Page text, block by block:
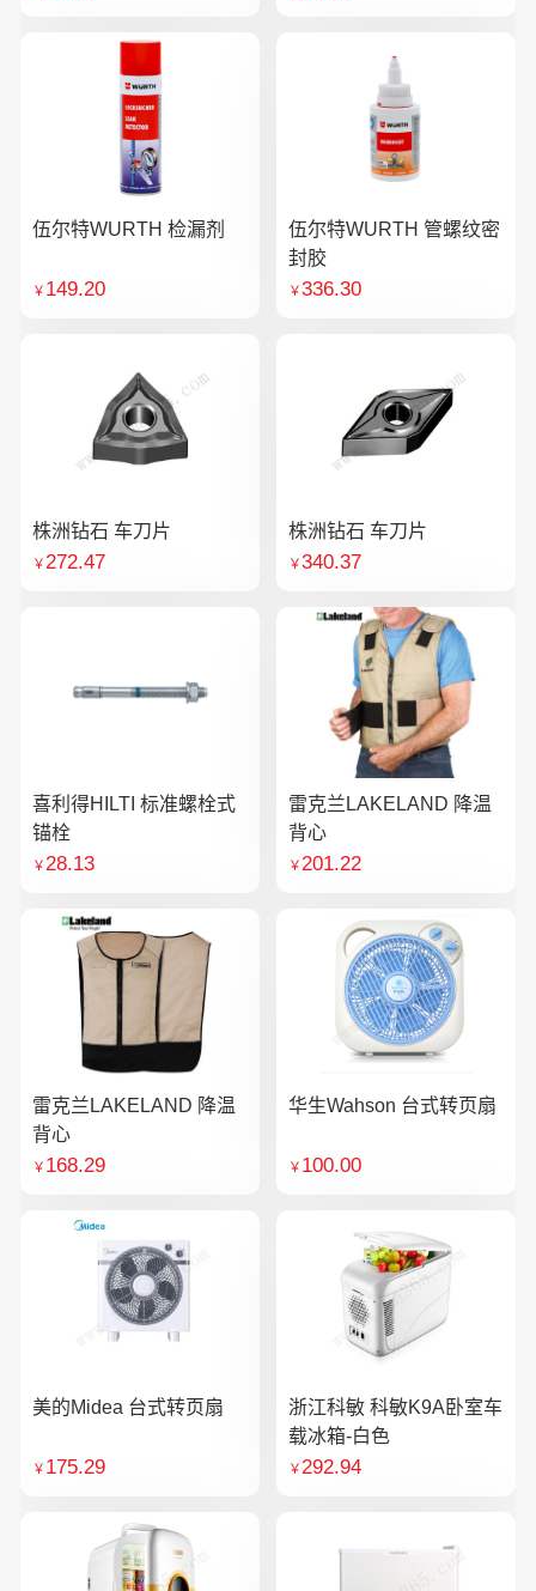
伍尔特WURTH 检漏剂
￥ 149.20
伍尔特WURTH 管螺纹密
封胶
￥336.30
株洲钻石 车刀片
￥272.47
株洲钻石 车刀片
￥340.37
喜利得HILTI 标准螺栓式
锚栓
￥28.13
雷克兰LAKELAND 降温
背心
￥201.22
雷克兰LAKELAND 降温
背心
￥ 168.29
华生Wahson 台式转页扇
￥ 100.00
美的Midea 台式转页扇
￥ 175.29
浙江科敏 科敏K9A卧室车
载冰箱-白色
￥292.94